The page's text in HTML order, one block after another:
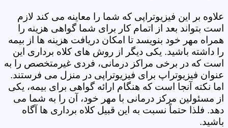
علاوه بر این فیزیوتراپی که شما را معاینه می کند لازم
است بتواند بعد از اتمام کار برای شما گواهی هزینه را
همراه مهر خود بنویسد تا امکان دریافت هزینه ها از بیمه
را داشته باشید. یکی دیگر از روش های کلاه برداری این
است که در برخی مراکز درمانی، فردی غیرمتخصص را به
عنوان فیزیوتراپ برای فیزیوتراپی در منزل می فرستند.
اما نکته آنجا است که هنگام ارائه گواهی برای بیمه، یکی
از مسئولین مرکز درمانی با مهر خود، آن را به شما می
دهد. فلذا حتماً نسبت به این قبیل کلاه برداری ها آگاه
باشید.